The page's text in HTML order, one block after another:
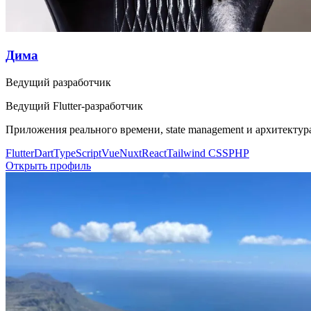
Дима
Ведущий разработчик
Ведущий Flutter-разработчик
Приложения реального времени, state management и
FlutterDartTypeScriptVueNuxtReactTailwind CSSPHP
Открыть профиль